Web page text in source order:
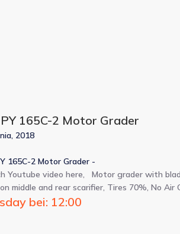
165C-2 Motor Grader
2018
165C-2 Motor Grader -
Youtube video here, Motor grader with
middle and rear scarifier, Tires 70%, No Air
bei: 12:00